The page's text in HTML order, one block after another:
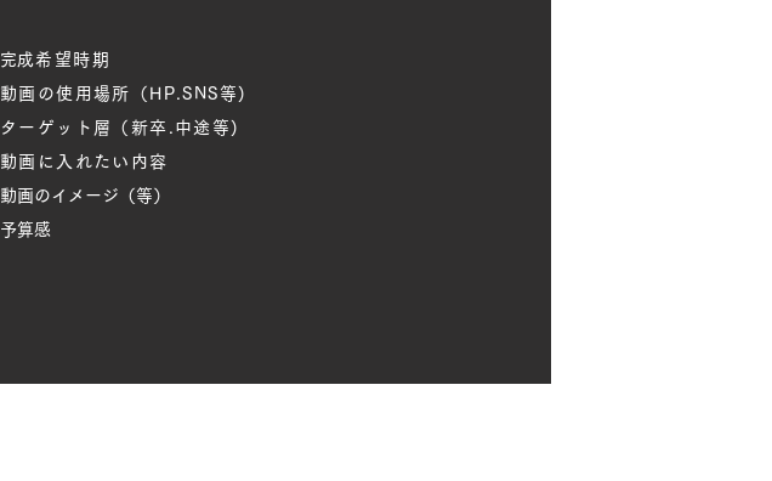
​完成希望時期
動画の使用場所（HP.SNS等)​
ターゲット層（新卒.中途等)
動画に入れたい​内容
動画のイメージ（等）
予算感